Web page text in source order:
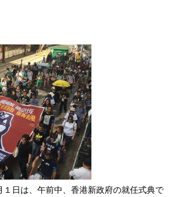
日は、午前中、香港新政府の就任式典で